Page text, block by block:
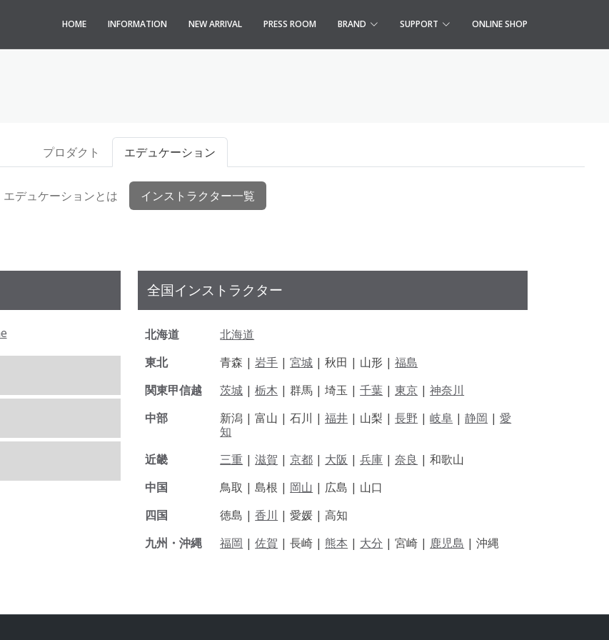
HOME INFORMATION NEW ARRIVAL PRESS ROOM BRAND SUPPORT ONLINE SHOP
プロダクト エデュケーション
エデュケーションとは インストラクター一覧
全国インストラクター
北海道
北海道
東北
青森 |岩手 |宮城 | 秋田 | 山形 |福島
関東甲信越
茨城 |栃木 | 群馬 | 埼玉 |千葉 |東京 |神奈川
中部
新潟 |富山 |石川 |福井 | 山梨 |長野 |岐阜 |静岡 |愛
知
近畿
三重 |滋賀 |京都 | 大阪 |兵庫 |奈良 |和歌山
中国
鳥取 |島根 | 岡山 | 広島 | 山口
四国
徳島 |香川 |愛媛 |高知
九州・沖縄
福岡 |佐賀 |長崎 | 熊本 | 大分 |宮崎 | 鹿児島 |沖縄